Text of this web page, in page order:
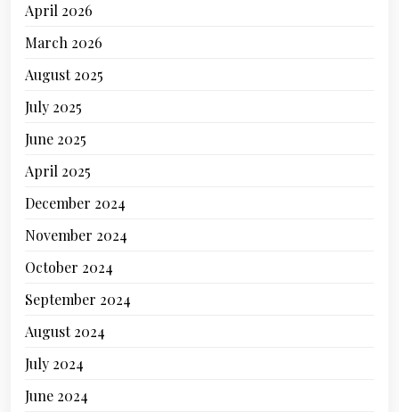
April 2026
March 2026
August 2025
July 2025
June 2025
April 2025
December 2024
November 2024
October 2024
September 2024
August 2024
July 2024
June 2024